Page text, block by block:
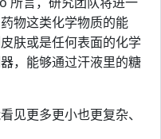
物这类化学物质的能
肤或是任何表面的化学
，能够通过汗液里的糖
见更多更小也更复杂、